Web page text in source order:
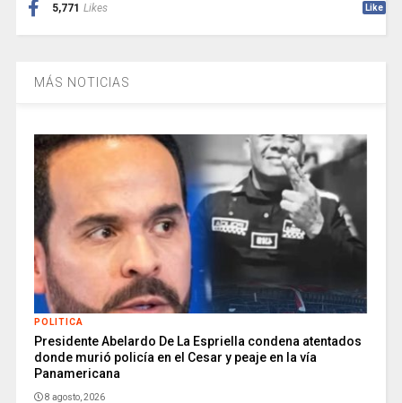
5,771 Likes Like
MÁS NOTICIAS
POLITICA
Presidente Abelardo De La Espriella condena atentados
donde murió policía en el Cesar y peaje en la vía
Panamericana
8 agosto, 2026